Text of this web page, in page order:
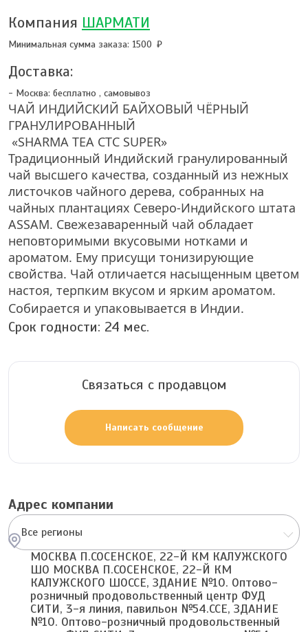
Компания ШАРМАТИ
Минимальная сумма заказа: 1500
Доставка:
- Москва: бесплатно , самовывоз
ЧАЙ ИНДИЙСКИЙ БАЙХОВЫЙ ЧЁРНЫЙ
ГРАНУЛИРОВАННЫЙ
«SHARMA TEA CTC SUPER»
Традиционный Индийский гранулированный
чай высшего качества, созданный из нежных
листочков чайного дерева, собранных на
чайных плантациях Северо-Индийского штата
ASSAM. Свежезаваренный чай обладает
неповторимыми вкусовыми нотками и
ароматом. Ему присущи тонизирующие
свойства. Чай отличается насыщенным цветом
настоя, терпким вкусом и ярким ароматом.
Собирается и упаковывается в Индии.
Срок годности: 24 мес.
Связаться с продавцом
Написать сообщение
Адрес компании
Все регионы
МОСКВА П.СОСЕНСКОЕ, 22-Й КМ КАЛУЖСКОГО
ШО МОСКВА П.СОСЕНСКОЕ, 22-Й КМ
КАЛУЖСКОГО ШОССЕ, ЗДАНИЕ №10. Оптово-
розничный продовольственный центр ФУД
СИТИ, 3-я линия, павильон №54.ССЕ, ЗДАНИЕ
№10. Оптово-розничный продовольственный